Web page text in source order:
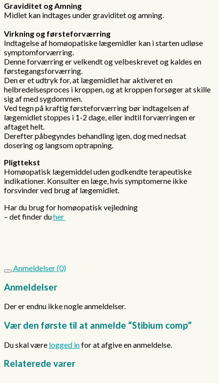
Graviditet og Amning
Midlet kan indtages under graviditet og amning.
Virkning og førsteforværring
Indtagelse af homøopatiske lægemidler kan i starten udløse
symptomforværring.
Denne forværring er velkendt og velbeskrevet og kaldes en
førstegangsforværring.
Den er et udtryk for, at lægemidlet har aktiveret en
helbredelsesproces i kroppen, og at kroppen forsøger at skille
sig af med sygdommen.
Ved tegn på kraftig førsteforværring bør indtagelsen af
lægemidlet stoppes i 1-2 dage, eller indtil forværringen er
aftaget helt.
Derefter påbegyndes behandling igen, dog med nedsat
dosering og langsom optrapning.
Pligttekst
Homøopatisk lægemiddel uden godkendte terapeutiske
indikationer. Konsulter en læge, hvis symptomerne ikke
forsvinder ved brug af lægemidlet.
Har du brug for homøopatisk vejledning
– det finder duher
Anmeldelser (0)
Anmeldelser
Der er endnu ikke nogle anmeldelser.
Vær den første til at anmelde “Stibium comp”
Du skal være logged infor at afgive en anmeldelse.
Relaterede varer